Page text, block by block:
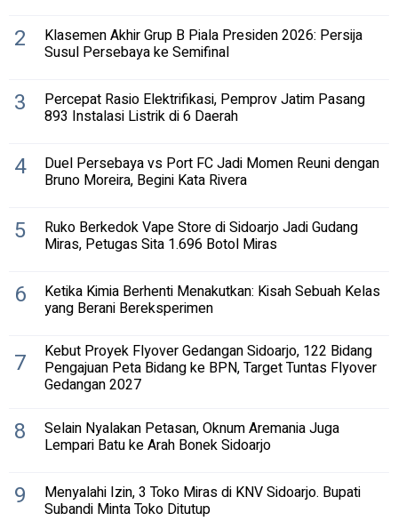
2 Klasemen Akhir Grup B Piala Presiden 2026: Persija
Susul Persebaya ke Semifinal
3 Percepat Rasio Elektrifikasi, Pemprov Jatim Pasang
893 Instalasi Listrik di 6 Daerah
4 Duel Persebaya vs Port FC Jadi Momen Reuni dengan
Bruno Moreira, Begini Kata Rivera
5 Ruko Berkedok Vape Store di Sidoarjo Jadi Gudang
Miras, Petugas Sita 1.696 Botol Miras
6 Ketika Kimia Berhenti Menakutkan: Kisah Sebuah Kelas
yang Berani Bereksperimen
7 Kebut Proyek Flyover Gedangan Sidoarjo, 122 Bidang
Pengajuan Peta Bidang ke BPN, Target Tuntas Flyover
Gedangan 2027
8 Selain Nyalakan Petasan, Oknum Aremania Juga
Lempari Batu ke Arah Bonek Sidoarjo
9 Menyalahi Izin, 3 Toko Miras di KNV Sidoarjo. Bupati
Subandi Minta Toko Ditutup